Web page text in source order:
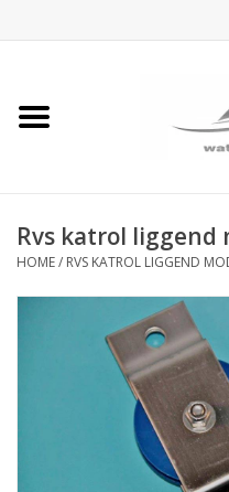
Home
Rvs Dekbeslag
Rvs Accessoires
Rvs katrol liggend
HOME/ RVS KATROL LIGGEND